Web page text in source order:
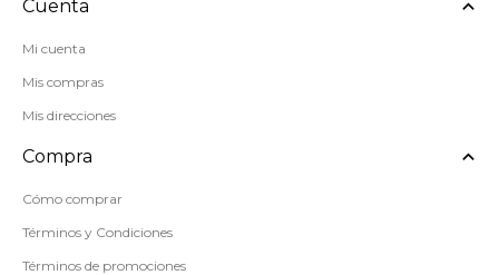
Cuenta
Mi cuenta
Mis compras
Mis direcciones
Compra
Cómo comprar
Términos y Condiciones
Términos de promociones